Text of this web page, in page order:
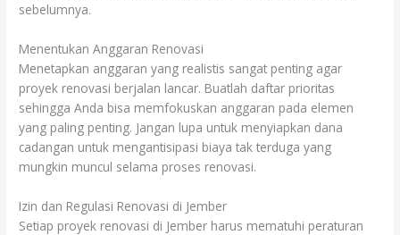
sebelumnya.
Menentukan Anggaran Renovasi
Menetapkan anggaran yang realistis sangat penting agar
proyek renovasi berjalan lancar. Buatlah daftar prioritas
sehingga Anda bisa memfokuskan anggaran pada elemen
yang paling penting. Jangan lupa untuk menyiapkan dana
cadangan untuk mengantisipasi biaya tak terduga yang
mungkin muncul selama proses renovasi.
Izin dan Regulasi Renovasi di Jember
Setiap proyek renovasi di Jember harus mematuhi peraturan